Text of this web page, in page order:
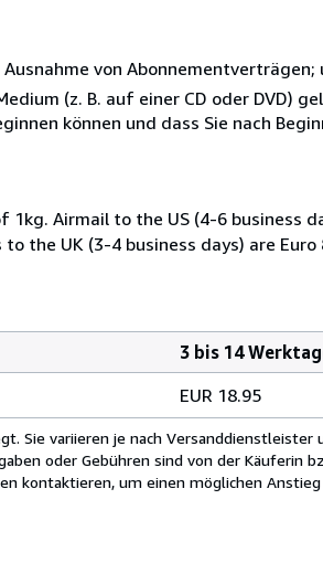
von Abonnementverträgen;
(z. B. auf einer CD oder DVD)
können und dass Sie nach
Airmail to the US (4-6 business
the UK (3-4 business days) are
3 bis 14
EUR 18.95
Sie variieren je nach Versanddienstleister
oder Gebühren sind von der Käuferin
kontaktieren, um einen möglichen